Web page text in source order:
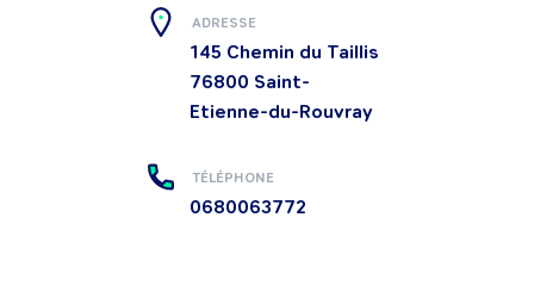
ADRESSE
145 Chemin du Taillis
76800 Saint-
Etienne-du-Rouvray
TÉLÉPHONE
0680063772